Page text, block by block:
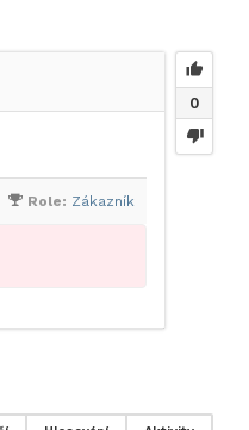
0
Role: Zákazník